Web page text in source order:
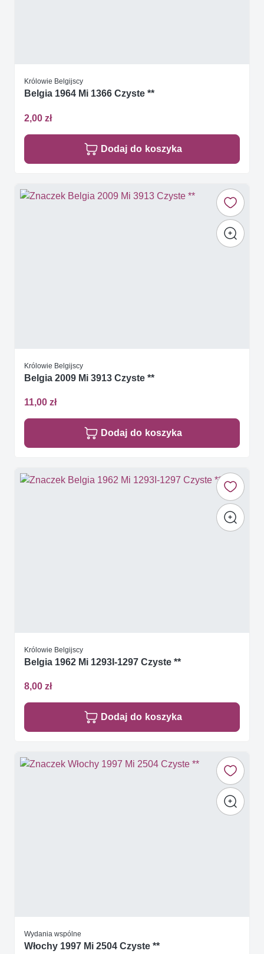
Królowie Belgijscy
Belgia 1964 Mi 1366 Czyste **
2,00 zł
Dodaj do koszyka
Królowie Belgijscy
Belgia 2009 Mi 3913 Czyste **
11,00 zł
Dodaj do koszyka
Królowie Belgijscy
Belgia 1962 Mi 1293I-1297 Czyste **
8,00 zł
Dodaj do koszyka
Wydania wspólne
Włochy 1997 Mi 2504 Czyste **